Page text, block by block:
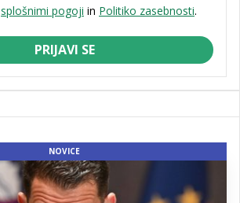
splošnimi pogoji in Politiko zasebnosti.
PRIJAVI SE
NOVICE